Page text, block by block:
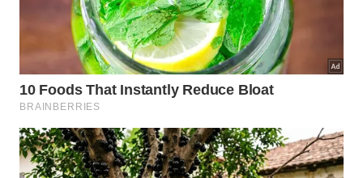
Esse efeito não elimina todos os microrganismos,
mas cria uma condição menos favorável para eles
se multiplicarem rapidamente. Por isso, o truque é
útil como manutenção, não como substituto de
limpeza, secagem e
Para aplicar sem desperdício, siga esta ordem: